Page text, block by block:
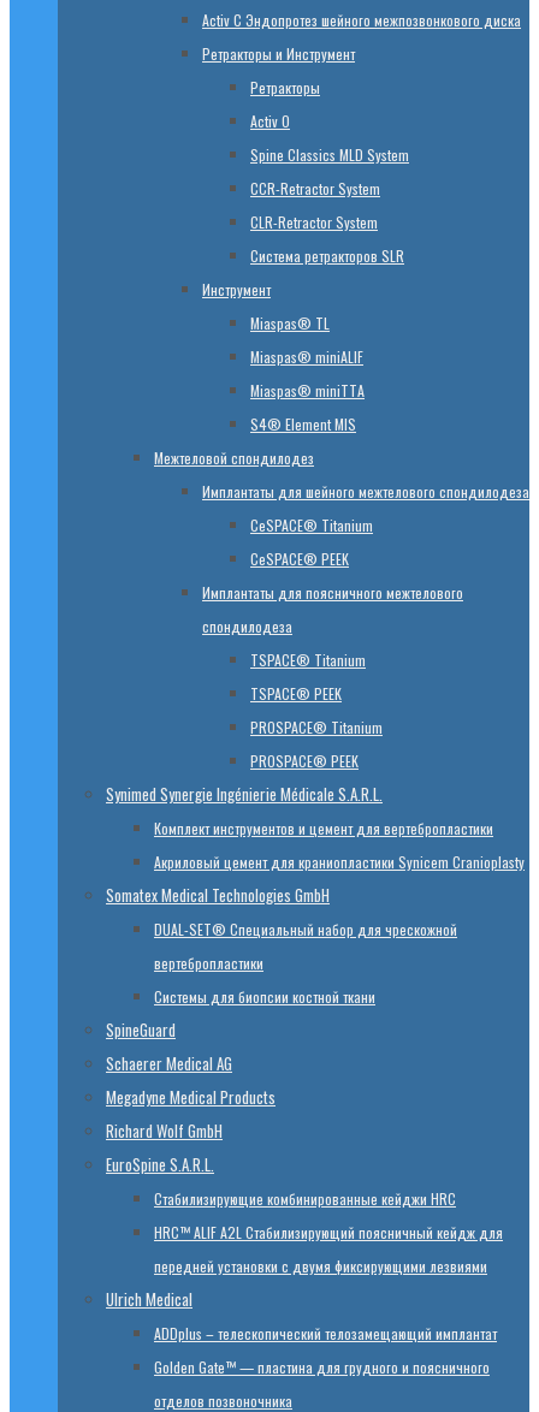
Activ C Эндопротез шейного межпозвонкового диска
Ретракторы и Инструмент
Ретракторы
Activ O
Spine Classics MLD System
CСR-Retractor System
CLR-Retractor System
Система ретракторов SLR
Инструмент
Miaspas® TL
Miaspas® miniALIF
Miaspas® miniTTA
S4® Element MIS
Межтеловой спондилодез
Имплантаты для шейного межтелового спондилодеза
CeSPACE® Titanium
CeSPACE® PEEK
Имплантаты для поясничного межтелового
спондилодеза
TSPACE® Titanium
TSPACE® PEEK
PROSPACE® Titanium
PROSPACE® PEEK
Synimed Synergie Ingénierie Médicale S.A.R.L.
Комплект инструментов и цемент для вертебропластики
Акриловый цемент для краниопластики Synicem Cranioplasty
Somatex Medical Technologies GmbH
DUAL-SET® Специальный набор для чрескожной
вертебропластики
Системы для биопсии костной ткани
SpineGuard
Schaerer Medical AG
Megadyne Medical Products
Richard Wolf GmbH
EuroSpine S.A.R.L.
Стабилизирующие комбинированные кейджи HRC
HRC™ ALIF A2L Стабилизирующий поясничный кейдж для
передней установки с двумя фиксирующими лезвиями
Ulrich Medical
ADDplus – телескопический телозамещающий имплантат
Golden Gate™ — пластина для грудного и поясничного
отделов позвоночника